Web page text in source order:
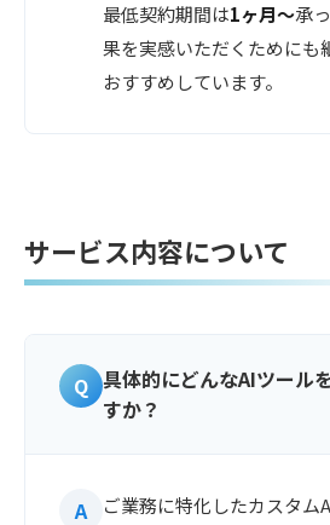
最低契約期間は1ヶ月〜承
果を実感いただくためにも
おすすめしています。
サービス内容について
具体的にどんなAIツール
すか？
ご業務に特化したカスタム